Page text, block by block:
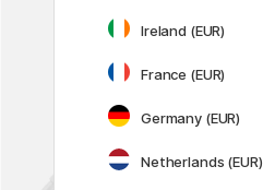
Ireland (EUR)
France (EUR)
Germany (EUR)
Netherlands (EUR)